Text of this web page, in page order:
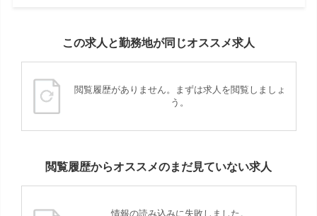
この求人と勤務地が同じオススメ求人
閲覧履歴がありません。まずは求人を閲覧しましょ
う。
閲覧履歴からオススメのまだ見ていない求人
情報の読み込みに失敗しました。